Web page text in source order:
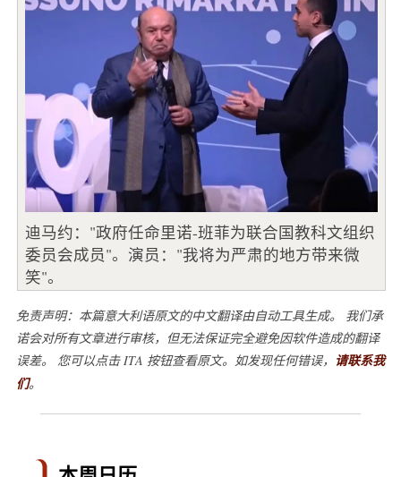
迪马约："政府任命里诺-班菲为联合国教科文组织
委员会成员"。演员："我将为严肃的地方带来微
笑"。
免责声明：本篇意大利语原文的中文翻译由自动工具生成。 我们承
诺会对所有文章进行审核，但无法保证完全避免因软件造成的翻译
误差。 您可以点击 ITA 按钮查看原文。如发现任何错误， 请联系我
们。